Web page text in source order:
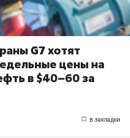
G7 хотят
цены на
в $40–60 за